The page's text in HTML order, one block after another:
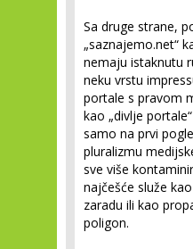
Sa druge strane,
„saznajemo.net“
nemaju istaknutu
neku vrstu
portale s pravom
kao „divlje
samo na prvi
pluralizmu
sve više
najčešće služe
zaradu ili kao
poligon.